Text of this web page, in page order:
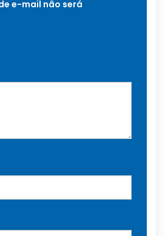
e-mail não será